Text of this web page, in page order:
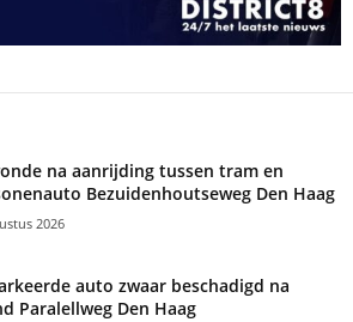
na aanrijding tussen tram en
Bezuidenhoutseweg Den Haag
2026
auto zwaar beschadigd na
Paralellweg Den Haag